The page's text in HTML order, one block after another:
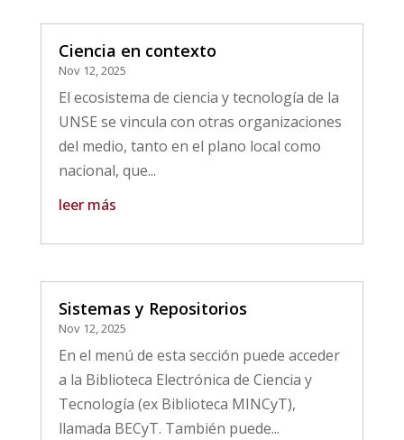
Ciencia en contexto
Nov 12, 2025
El ecosistema de ciencia y tecnología de la
UNSE se vincula con otras organizaciones
del medio, tanto en el plano local como
nacional, que...
leer más
Sistemas y Repositorios
Nov 12, 2025
En el menú de esta sección puede acceder
a la Biblioteca Electrónica de Ciencia y
Tecnología (ex Biblioteca MINCyT),
llamada BECyT. También puede...